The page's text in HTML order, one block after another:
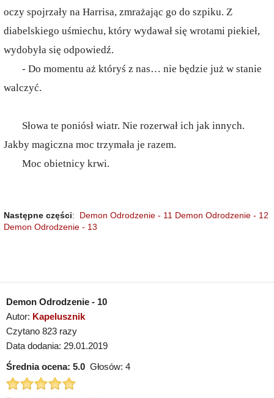
oczy spojrzały na Harrisa, zmrażając go do szpiku. Z
diabelskiego uśmiechu, który wydawał się wrotami piekieł,
wydobyła się odpowiedź.
- Do momentu aż któryś z nas… nie będzie już w stanie
walczyć.
Słowa te poniósł wiatr. Nie rozerwał ich jak innych.
Jakby magiczna moc trzymała je razem.
Moc obietnicy krwi.
Następne części: Demon Odrodzenie - 11 Demon Odrodzenie - 12
Demon Odrodzenie - 13
Demon Odrodzenie - 10
Autor: Kapelusznik
Czytano 823 razy
Data dodania: 29.01.2019
Średnia ocena: 5.0 Głosów: 4